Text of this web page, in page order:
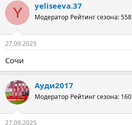
Y yeliseeva.37
Модератор Рейтинг сезона: 558
27.09.2025
Сочи
Ауди2017
Модератор Рейтинг сезона: 160
27.09.2025